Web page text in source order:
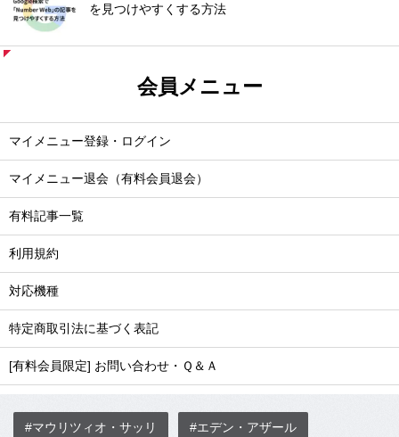
を見つけやすくする方法
会員メニュー
マイメニュー登録・ログイン
マイメニュー退会（有料会員退会）
有料記事一覧
利用規約
対応機種
特定商取引法に基づく表記
[有料会員限定] お問い合わせ・Ｑ＆Ａ
#マウリツィオ・サッリ #エデン・アザール